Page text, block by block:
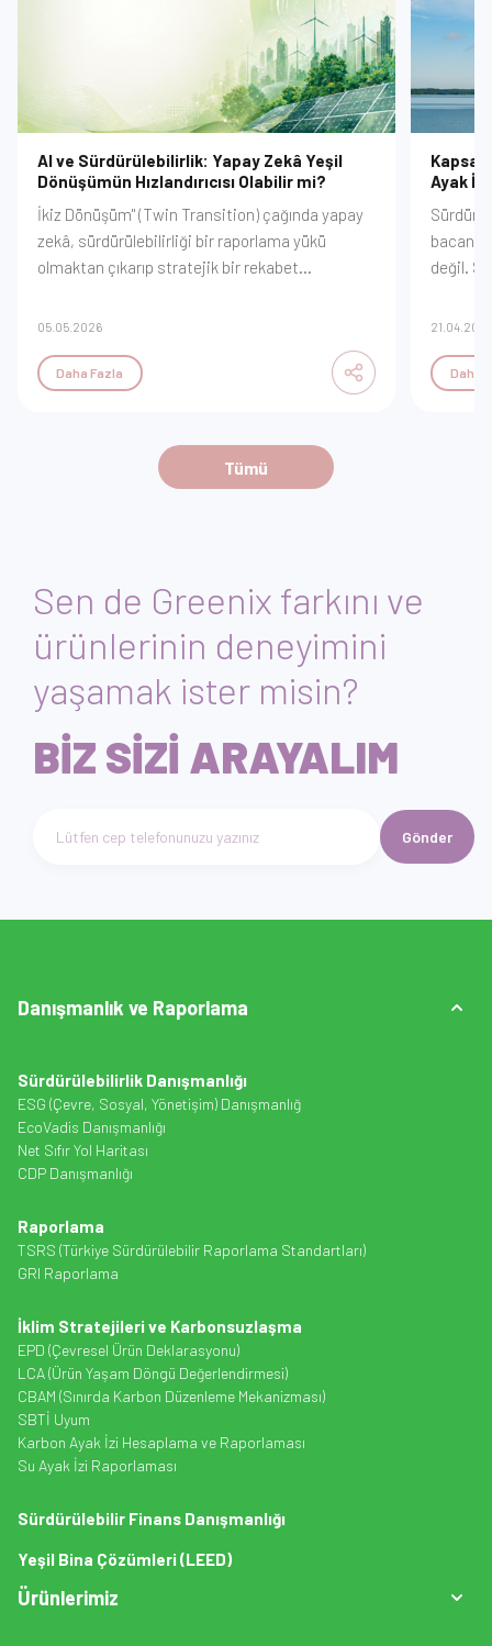
AI ve Sürdürülebilirlik: Yapay Zekâ Yeşil
Dönüşümün Hızlandırıcısı Olabilir mi?
İkiz Dönüşüm" (Twin Transition) çağında yapay
zekâ, sürdürülebilirliği bir raporlama yükü
olmaktan çıkarıp stratejik bir rekabet
enerji optimizasyonundan, emisyon
tahminleme modellerine kadar dijitalleşmenin
yeşil geleceği nasıl inşa ettiğini keşfedin.
Karmaşayı algoritmalarla çözerek sürdürülebilir
vizyonuyla inceleyin.
05.05.2026
Daha Fazla
Ayak
değil.
Daha
Tümü
Sen de Greenix farkını ve
ürünlerinin deneyimini
yaşamak ister misin?
BİZ SİZİ ARAYALIM
Telefon numarası giriniz Gönder
Danışmanlık ve Raporlama
Sürdürülebilirlik Danışmanlığı
ESG (Çevre, Sosyal, Yönetişim) Danışmanlığ
EcoVadis Danışmanlığı
Net Sıfır Yol Haritası
CDP Danışmanlığı
Raporlama
TSRS (Türkiye Sürdürülebilir Raporlama Standartları)
GRI Raporlama
İklim Stratejileri ve Karbonsuzlaşma
EPD (Çevresel Ürün Deklarasyonu)
LCA (Ürün Yaşam Döngü Değerlendirmesi)
CBAM (Sınırda Karbon Düzenleme Mekanizması)
SBTİ Uyum
Karbon Ayak İzi Hesaplama ve Raporlaması
Su Ayak İzi Raporlaması
Sürdürülebilir Finans Danışmanlığı
Yeşil Bina Çözümleri (LEED)
Ürünlerimiz